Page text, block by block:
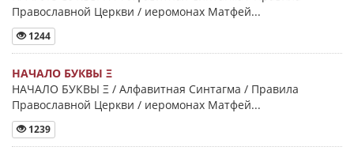
Православной Церкви / иеромонах Матфей...
1244
НАЧАЛО БУКВЫ Ξ
НАЧАЛО БУКВЫ Ξ / Алфавитная Синтагма / Правила
Православной Церкви / иеромонах Матфей...
1239